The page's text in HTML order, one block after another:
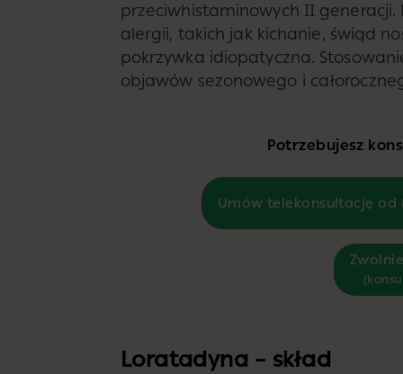
przeciwhistaminowych II
alergii, takich jak kichanie, świąd
pokrzywka idiopatyczna.
objawów sezonowego i
Potrzebujesz
Umów telekonsultację od
Loratadyna – skład